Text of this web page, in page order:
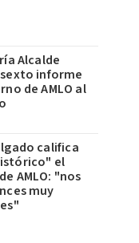
Alcalde
informe
de AMLO al
califica
el
AMLO: "nos
muy